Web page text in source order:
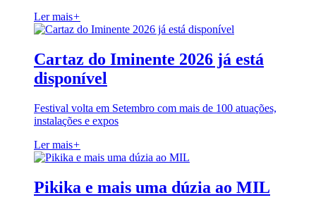
Ler mais+
Cartaz do Iminente 2026 já está
disponível
Festival volta em Setembro com mais de 100 atuações,
instalações e expos
Ler mais+
Pikika e mais uma dúzia ao MIL